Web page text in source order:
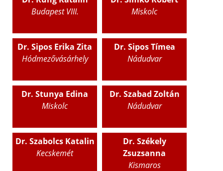
Budapest VIII.
Miskolc
Dr. Sipos Erika Zita
Hódmezővásárhely
Dr. Sipos Tímea
Nádudvar
Dr. Stunya Edina
Miskolc
Dr. Szabad Zoltán
Nádudvar
Dr. Szabolcs Katalin
Kecskemét
Dr. Székely
Zsuzsanna
Kismaros